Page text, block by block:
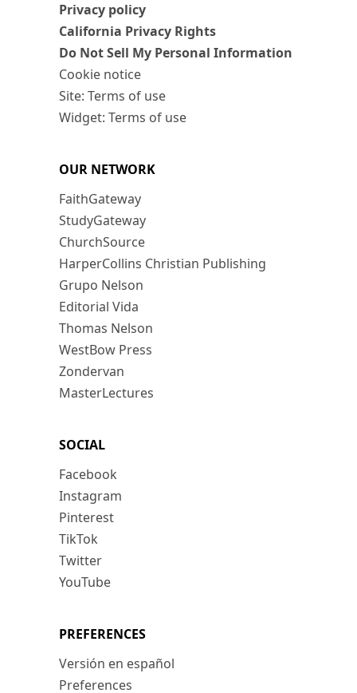
Privacy policy
California Privacy Rights
Do Not Sell My Personal Information
Cookie notice
Site: Terms of use
Widget: Terms of use
OUR NETWORK
FaithGateway
StudyGateway
ChurchSource
HarperCollins Christian Publishing
Grupo Nelson
Editorial Vida
Thomas Nelson
WestBow Press
Zondervan
MasterLectures
SOCIAL
Facebook
Instagram
Pinterest
TikTok
Twitter
YouTube
PREFERENCES
Versión en español
Preferences